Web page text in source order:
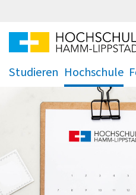
Studieren Hochschule
.